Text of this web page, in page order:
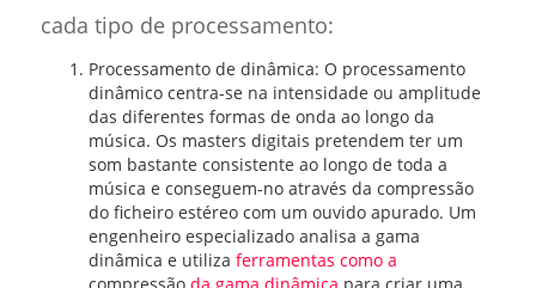
cada tipo de processamento:
Processamento de dinâmica: O processamento
dinâmico centra-se na intensidade ou amplitude
das diferentes formas de onda ao longo da
música. Os masters digitais pretendem ter um
som bastante consistente ao longo de toda a
música e conseguem-no através da compressão
do ficheiro estéreo com um ouvido apurado. Um
engenheiro especializado analisa a gama
dinâmica e utiliza ferramentas como a